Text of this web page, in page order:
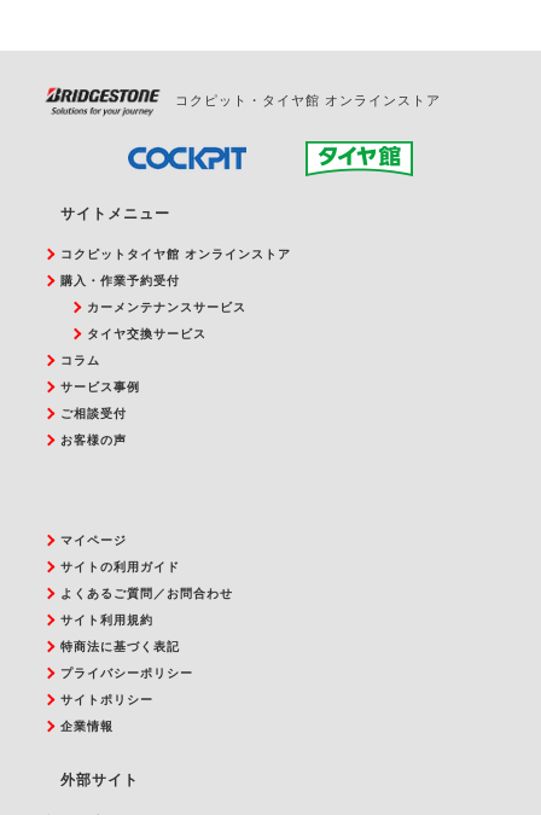
コクピット・タイヤ館 オンラインストア
サイトメニュー
コクピットタイヤ館 オンラインストア
購入・作業予約受付
カーメンテナンスサービス
タイヤ交換サービス
コラム
サービス事例
ご相談受付
お客様の声
マイページ
サイトの利用ガイド
よくあるご質問／お問合わせ
サイト利用規約
特商法に基づく表記
プライバシーポリシー
サイトポリシー
企業情報
外部サイト